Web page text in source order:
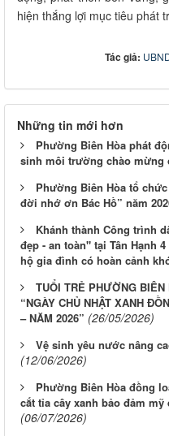
hiện thắng lợi mục tiêu phát
Tác giả:
Những tin mới hơn
Phường Biên Hòa phát
sinh môi trường chào mừng
Phường Biên Hòa tổ
đời nhớ ơn Bác Hồ” năm
Khánh thành Công trình
đẹp - an toàn" tại Tân Hạnh
hộ gia đình có hoàn cảnh
TUỔI TRẺ PHƯỜNG
“NGÀY CHỦ NHẬT XANH
– NĂM 2026” (26/05/2026)
Vệ sinh yêu nước nâng
(12/06/2026)
Phường Biên Hòa đồng
cắt tỉa cây xanh bảo đảm
(06/07/2026)